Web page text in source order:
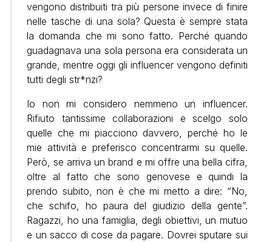
vengono distribuiti tra più persone invece di finire
nelle tasche di una sola? Questa è sempre stata
la domanda che mi sono fatto. Perché quando
guadagnava una sola persona era considerata un
grande, mentre oggi gli influencer vengono definiti
tutti degli str*nzi?
Io non mi considero nemmeno un influencer.
Rifiuto tantissime collaborazioni e scelgo solo
quelle che mi piacciono davvero, perché ho le
mie attività e preferisco concentrarmi su quelle.
Però, se arriva un brand e mi offre una bella cifra,
oltre al fatto che sono genovese e quindi la
prendo subito, non è che mi metto a dire: “No,
che schifo, ho paura del giudizio della gente”.
Ragazzi, ho una famiglia, degli obiettivi, un mutuo
e un sacco di cose da pagare. Dovrei sputare sui